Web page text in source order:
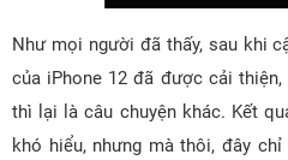
Như mọi người đã thấy, sau khi
của iPhone 12 đã được cải
thì lại là câu chuyện khác. Kết
khó hiểu, nhưng mà thôi, đây